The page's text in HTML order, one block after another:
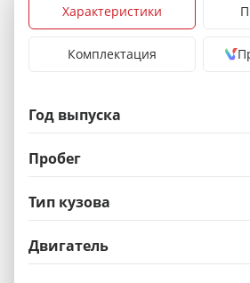
Характеристики
Комплектация
Год выпуска
Пробег
Тип кузова
Двигатель